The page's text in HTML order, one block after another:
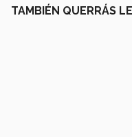
TAMBIÉN QUERRÁS